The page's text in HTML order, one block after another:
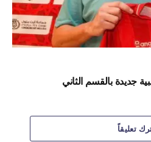
جديدة بالقسم الثاني
تعليقاً